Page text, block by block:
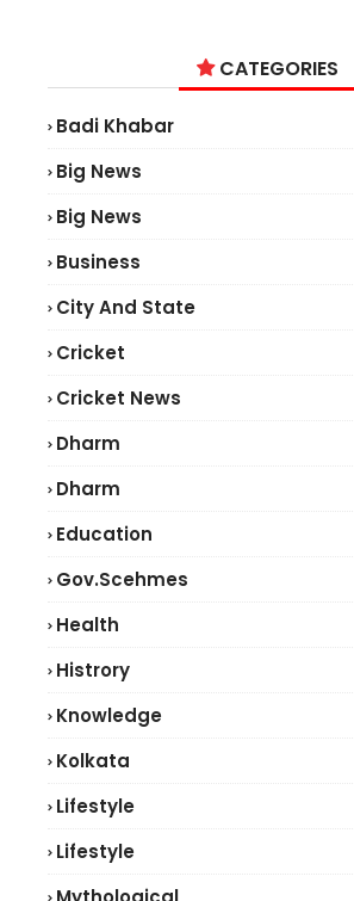
CATEGORIES
Badi Khabar
Big News
Big News
Business
City And State
Cricket
Cricket News
Dharm
Dharm
Education
Gov.scehmes
Health
Histrory
Knowledge
Kolkata
Lifestyle
Lifestyle